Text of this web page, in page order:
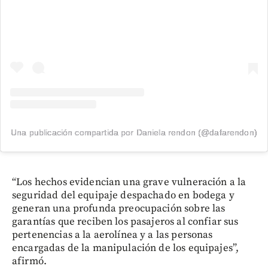
Una publicación compartida por Daniela rendon (@dafarendon)
“Los hechos evidencian una grave vulneración a la
seguridad del equipaje despachado en bodega y
generan una profunda preocupación sobre las
garantías que reciben los pasajeros al confiar sus
pertenencias a la aerolínea y a las personas
encargadas de la manipulación de los equipajes”,
afirmó.